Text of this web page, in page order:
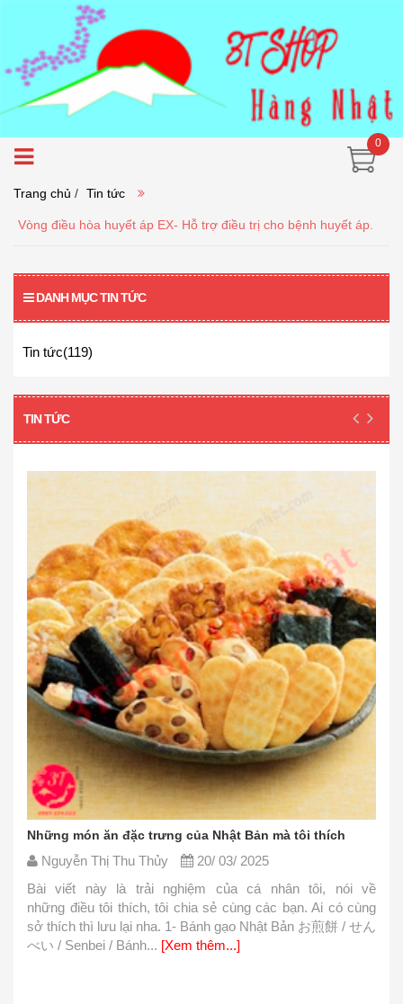
0
Trang chủ / Tin tức
Vòng điều hòa huyết áp EX- Hỗ trợ điều trị cho bệnh huyết áp.
DANH MỤC TIN TỨC
Tin tức(119)
TIN TỨC
Những món ăn đặc trưng của Nhật Bản mà tôi thích
Nguyễn Thị Thu Thủy
20/ 03/ 2025
Bài viết này là trải nghiệm của cá nhân tôi, nói về
những điều tôi thích, tôi chia sẻ cùng các bạn. Ai có cùng
sở thích thì lưu lại nha. 1- Bánh gạo Nhật Bản お煎餅 / せん
べい / Senbei / Bánh... [Xem thêm...]